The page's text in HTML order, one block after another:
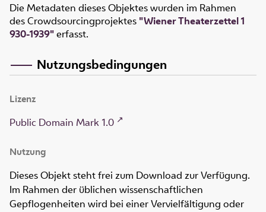
Die Metadaten dieses Objektes wurden im Rahmen
des Crowdsourcingprojektes "Wiener Theaterzettel 1
930-1939"erfasst.
Nutzungsbedingungen
Lizenz
Public Domain Mark 1.0
Nutzung
Dieses Objekt steht frei zum Download zur Verfügung.
Im Rahmen der üblichen wissenschaftlichen
Gepflogenheiten wird bei einer Vervielfältigung oder